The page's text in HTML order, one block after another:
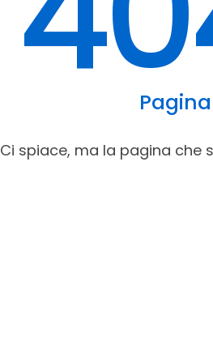
Ci spiace, ma la pagina che